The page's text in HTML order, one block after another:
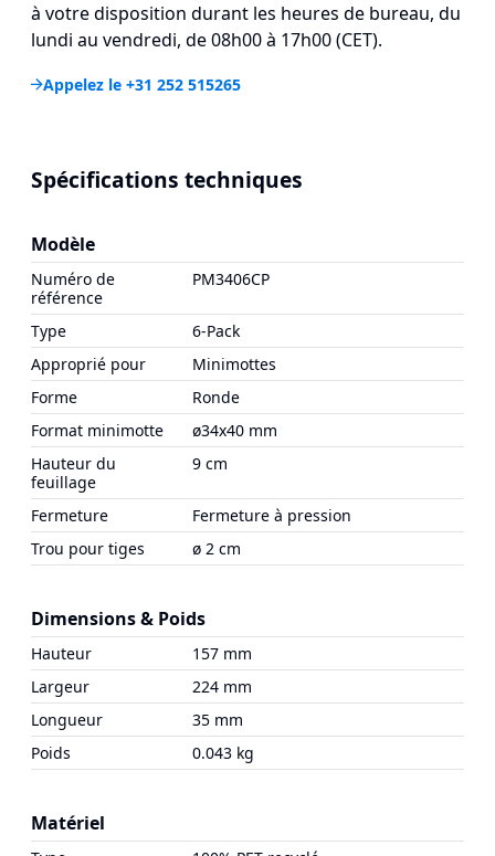
à votre disposition durant les heures de bureau, du
lundi au vendredi, de 08h00 à 17h00 (CET).
Appelez le +31 252 515265
Spécifications techniques
Modèle
Numéro de
référence
PM3406CP
Type
6-Pack
Approprié pour
Minimottes
Forme
Ronde
Format minimotte
ø34x40 mm
Hauteur du
feuillage
9 cm
Fermeture
Fermeture à pression
Trou pour tiges
ø 2 cm
Dimensions & Poids
Hauteur
157 mm
Largeur
224 mm
Longueur
35 mm
Poids
0.043 kg
Matériel